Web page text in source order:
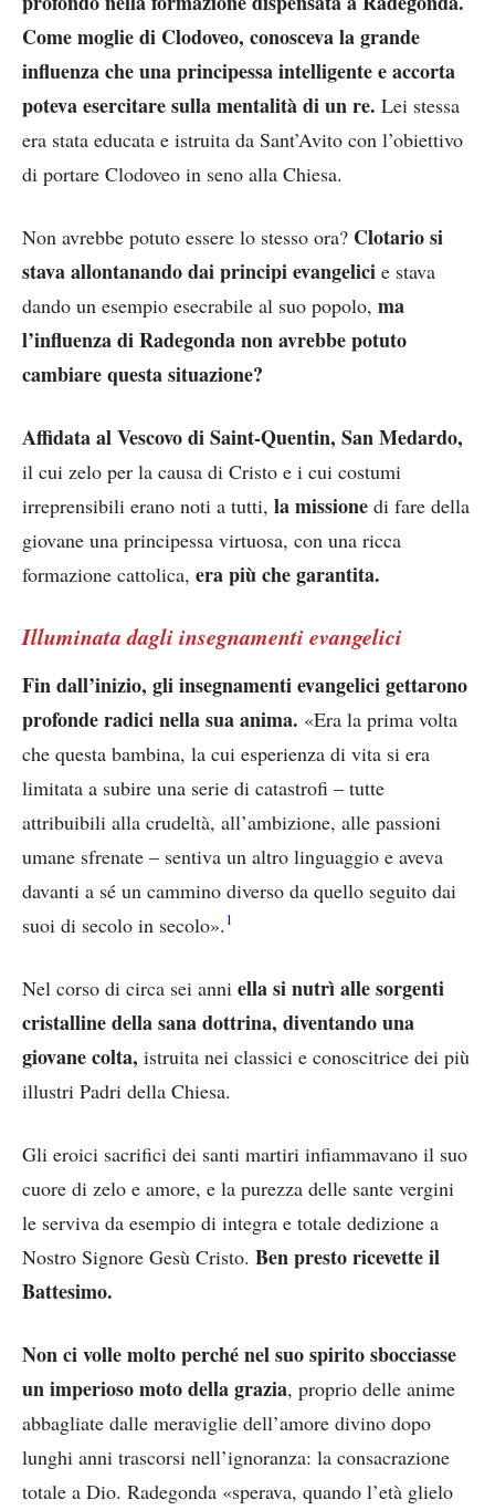
Come moglie di Clodoveo, conosceva la grande
influenza che una principessa intelligente e accorta
poteva esercitare sulla mentalità di un re. Lei stessa
era stata educata e istruita da Sant’Avito con l’obiettivo
di portare Clodoveo in seno alla Chiesa.
Non avrebbe potuto essere lo stesso ora? Clotario si
stava allontanando dai principi evangelici e stava
dando un esempio esecrabile al suo popolo, ma
l’influenza diRadegonda non avrebbe potuto
cambiare questa situazione?
Affidata al Vescovo di Saint-Quentin, San Medardo,
il cui zelo per la causa di Cristo e i cui costumi
irreprensibili erano noti a tutti, la missione di fare della
giovane una principessa virtuosa, con una ricca
formazione cattolica, era più che garantita.
Illuminata dagli insegnamenti evangelici
Fin dall’inizio, gli insegnamenti evangelici gettarono
profonde radici nella sua anima. «Era la prima volta
che questa bambina, la cui esperienza di vita si era
limitata a subire una serie di catastrofi – tutte
attribuibili alla crudeltà, all’ambizione, alle passioni
umane sfrenate – sentiva un altro linguaggio e aveva
davanti a sé un cammino diverso da quello seguito dai
suoi di secolo in secolo».1
Nel corso di circa sei anni ella si nutrì alle sorgenti
cristalline della sana dottrina, diventando una
giovane colta, istruita nei classici e conoscitrice dei più
illustri Padri della Chiesa.
Gli eroici sacrifici dei santi martiri infiammavano il suo
cuore di zelo e amore, e la purezza delle sante vergini
le serviva da esempio di integra e totale dedizione a
Nostro Signore Gesù Cristo. Ben presto ricevette il
Battesimo.
Non ci volle molto perché nel suo spirito sbocciasse
un imperioso moto della grazia, proprio delle anime
abbagliate dalle meraviglie dell’amore divino dopo
lunghi anni trascorsi nell’ignoranza: la consacrazione
totale a Dio. Radegonda «sperava, quando l’età glielo